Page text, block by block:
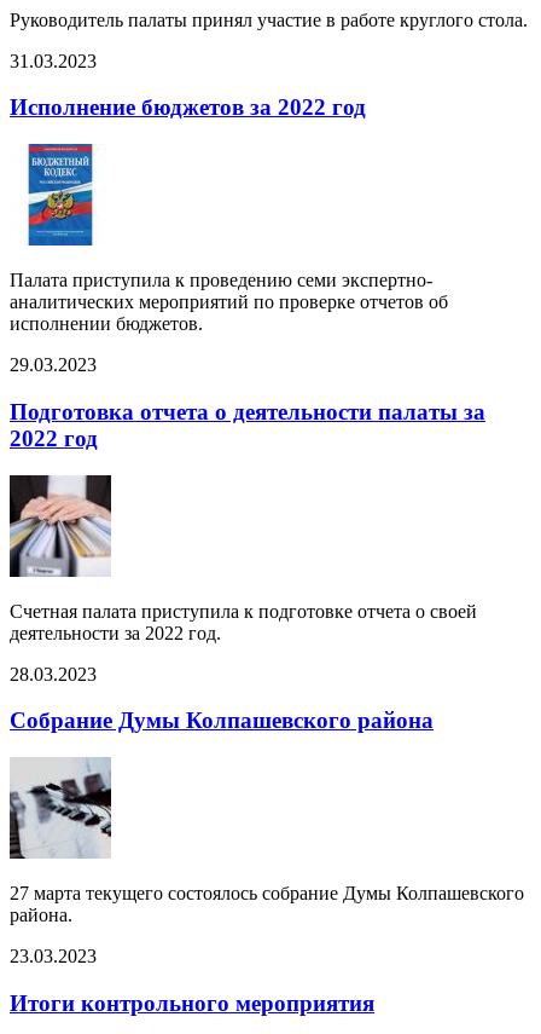
Руководитель палаты принял участие в работе круглого стола.
31.03.2023
Исполнение бюджетов за 2022 год
Палата приступила к проведению семи экспертно-
аналитических мероприятий по проверке отчетов об
исполнении бюджетов.
29.03.2023
Подготовка отчета о деятельности палаты за
2022 год
Счетная палата приступила к подготовке отчета о своей
деятельности за 2022 год.
28.03.2023
Собрание Думы Колпашевского района
27 марта текущего состоялось собрание Думы Колпашевского
района.
23.03.2023
Итоги контрольного мероприятия